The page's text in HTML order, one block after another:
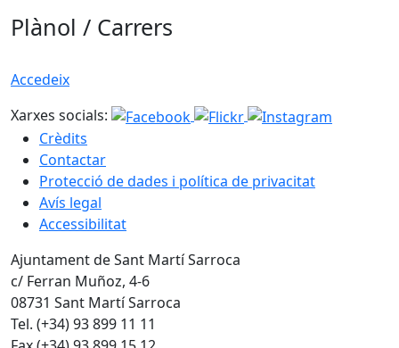
Plànol / Carrers
Accedeix
Xarxes socials:
Crèdits
Contactar
Protecció de dades i política de privacitat
Avís legal
Accessibilitat
Ajuntament de Sant Martí Sarroca
c/ Ferran Muñoz, 4-6
08731 Sant Martí Sarroca
Tel. (+34) 93 899 11 11